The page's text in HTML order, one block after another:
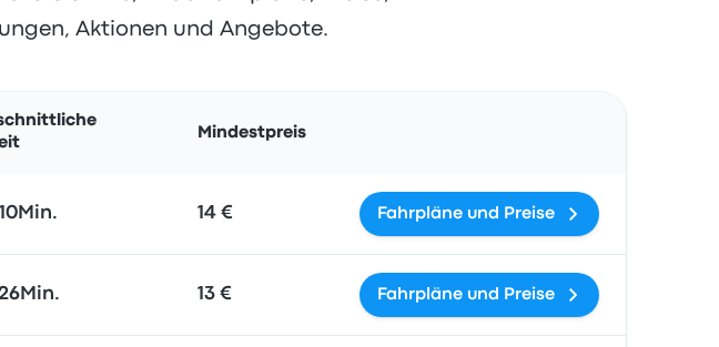
Aktionen und Angebote.
Mindestpreis
14 € Fahrpläne und Preise
13 € Fahrpläne und Preise